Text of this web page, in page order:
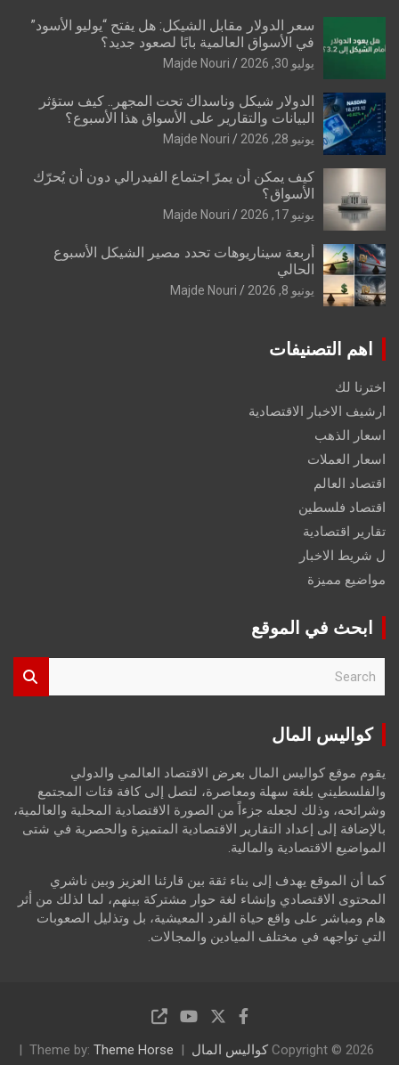
سعر الدولار مقابل الشيكل: هل يفتح “يوليو الأسود”
في الأسواق العالمية بابًا لصعود جديد؟
يوليو 30, 2026 Majde Nouri
الدولار شيكل وناسداك تحت المجهر.. كيف ستؤثر
البيانات والتقارير على الأسواق هذا الأسبوع؟
يونيو 28, 2026 Majde Nouri
كيف يمكن أن يمرّ اجتماع الفيدرالي دون أن يُحرّك
الأسواق؟
يونيو 17, 2026 Majde Nouri
أربعة سيناريوهات تحدد مصير الشيكل الأسبوع
الحالي
يونيو 8, 2026 Majde Nouri
اهم التصنيفات
اخترنا لك
ارشيف الاخبار الاقتصادية
اسعار الذهب
اسعار العملات
اقتصاد العالم
اقتصاد فلسطين
تقارير اقتصادية
ل شريط الاخبار
مواضيع مميزة
ابحث في الموقع
r
كواليس المال
يقوم موقع كواليس المال بعرض الاقتصاد العالمي والدولي
والفلسطيني بلغة سهلة ومعاصرة، لتصل إلى كافة فئات المجتمع
وشرائحه، وذلك لجعله جزءاً من الصورة الاقتصادية المحلية والعالمية،
بالإضافة إلى إعداد التقارير الاقتصادية المتميزة والحصرية في شتى
المواضيع الاقتصادية والمالية.
كما أن الموقع يهدف إلى بناء ثقة بين قارئنا العزيز وبين ناشري
المحتوى الاقتصادي وإنشاء لغة حوار مشتركة بينهم، لما لذلك من أثر
هام ومباشر على واقع حياة الفرد المعيشية، بل وتذليل الصعوبات
التي تواجهه في مختلف الميادين والمجالات.
Copyright © 2026 كواليس المال Theme by: Theme Horse